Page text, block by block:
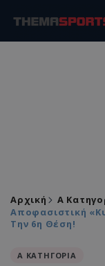
Αρχική Α
Αποφασιστική
Την 6η Θέση!
Α ΚΑΤΗΓΟΡΙΑ